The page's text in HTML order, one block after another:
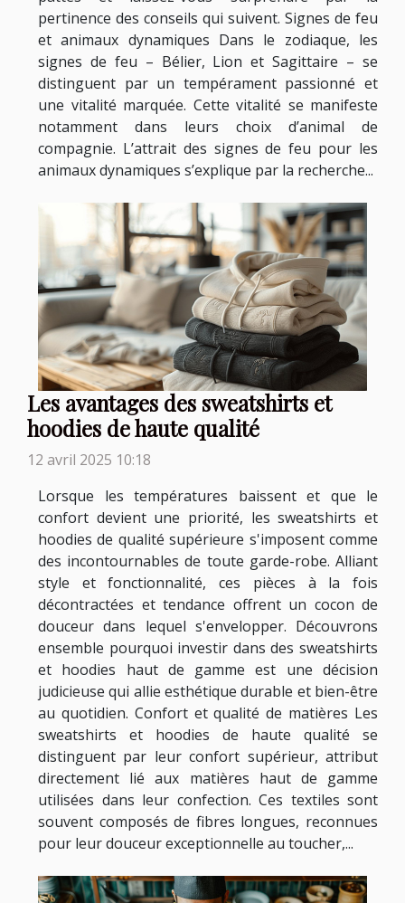
pertinence des conseils qui suivent. Signes de feu
et animaux dynamiques Dans le zodiaque, les
signes de feu – Bélier, Lion et Sagittaire – se
distinguent par un tempérament passionné et
une vitalité marquée. Cette vitalité se manifeste
notamment dans leurs choix d’animal de
compagnie. L’attrait des signes de feu pour les
animaux dynamiques s’explique par la recherche...
Les avantages des sweatshirts et
hoodies de haute qualité
12 avril 2025 10:18
Lorsque les températures baissent et que le
confort devient une priorité, les sweatshirts et
hoodies de qualité supérieure s'imposent comme
des incontournables de toute garde-robe. Alliant
style et fonctionnalité, ces pièces à la fois
décontractées et tendance offrent un cocon de
douceur dans lequel s'envelopper. Découvrons
ensemble pourquoi investir dans des sweatshirts
et hoodies haut de gamme est une décision
judicieuse qui allie esthétique durable et bien-être
au quotidien. Confort et qualité de matières Les
sweatshirts et hoodies de haute qualité se
distinguent par leur confort supérieur, attribut
directement lié aux matières haut de gamme
utilisées dans leur confection. Ces textiles sont
souvent composés de fibres longues, reconnues
pour leur douceur exceptionnelle au toucher,...